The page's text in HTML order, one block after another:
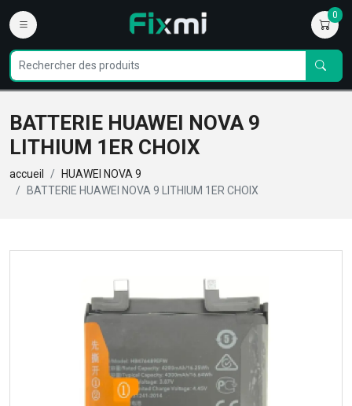
0
BATTERIE HUAWEI NOVA 9
LITHIUM 1ER CHOIX
accueil
HUAWEI NOVA 9
BATTERIE HUAWEI NOVA 9 LITHIUM 1ER CHOIX